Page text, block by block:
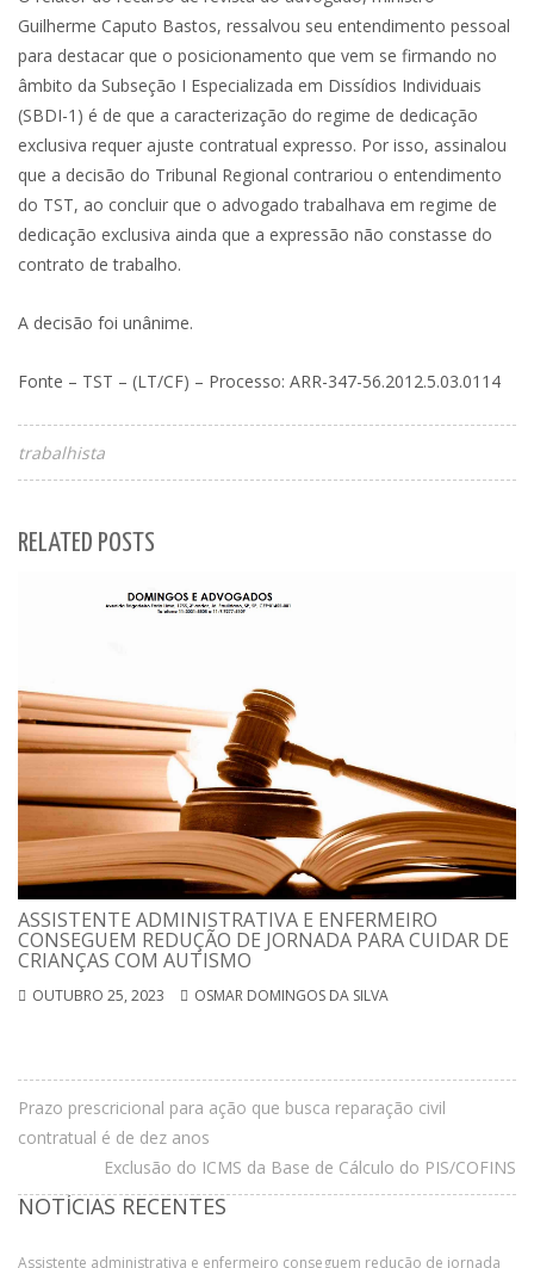
Guilherme Caputo Bastos, ressalvou seu entendimento pessoal
para destacar que o posicionamento que vem se firmando no
âmbito da Subseção I Especializada em Dissídios Individuais
(SBDI-1) é de que a caracterização do regime de dedicação
exclusiva requer ajuste contratual expresso. Por isso, assinalou
que a decisão do Tribunal Regional contrariou o entendimento
do TST, ao concluir que o advogado trabalhava em regime de
dedicação exclusiva ainda que a expressão não constasse do
contrato de trabalho.
A decisão foi unânime.
Fonte – TST – (LT/CF) – Processo: ARR-347-56.2012.5.03.0114
trabalhista
RELATED POSTS
ASSISTENTE ADMINISTRATIVA E ENFERMEIRO
CONSEGUEM REDUÇÃO DE JORNADA PARA CUIDAR DE
CRIANÇAS COM AUTISMO
OUTUBRO 25, 2023 OSMAR DOMINGOS DA SILVA
Prazo prescricional para ação que busca reparação civil
contratual é de dez anos
Exclusão do ICMS da Base de Cálculo do PIS/COFINS
NOTÍCIAS RECENTES
Assistente administrativa e enfermeiro conseguem redução de jornada